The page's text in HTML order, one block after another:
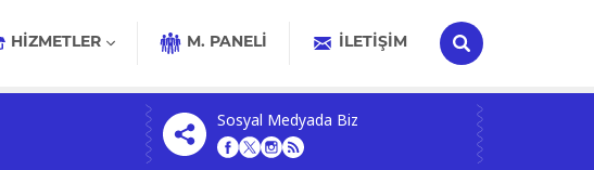
HIZMETLER M. PANELİ İLETIŞIM
Sosyal Medyada Biz